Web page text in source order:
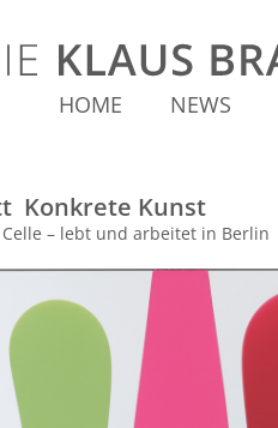
HOME NEWS
Konkrete Kunst
– lebt und arbeitet in Berlin